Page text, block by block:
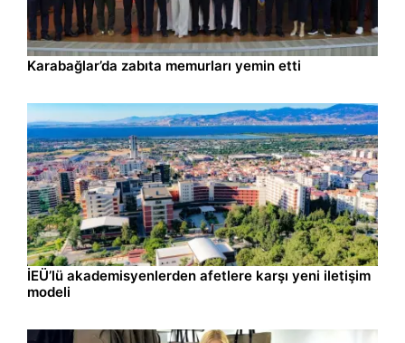
İzmir 09.08.2026 10:10
Karabağlar’da zabıta memurları yemin etti
İzmir 09.08.2026 10:10
İEÜ’lü akademisyenlerden afetlere karşı yeni iletişim
modeli